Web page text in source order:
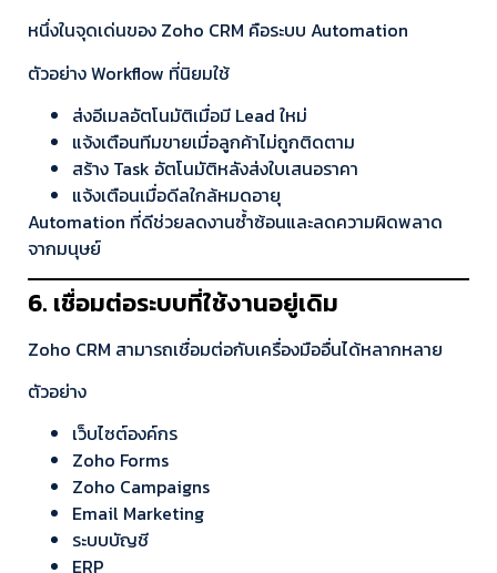
หนึ่งในจุดเด่นของ Zoho CRM คือระบบ Automation
ตัวอย่าง Workflow ที่นิยมใช้
ส่งอีเมลอัตโนมัติเมื่อมี Lead ใหม่
แจ้งเตือนทีมขายเมื่อลูกค้าไม่ถูกติดตาม
สร้าง Task อัตโนมัติหลังส่งใบเสนอราคา
แจ้งเตือนเมื่อดีลใกล้หมดอายุ
Automation ที่ดีช่วยลดงานซ้ำซ้อนและลดความผิดพลาด
จากมนุษย์
6. เชื่อมต่อระบบที่ใช้งานอยู่เดิม
Zoho CRM สามารถเชื่อมต่อกับเครื่องมืออื่นได้หลากหลาย
ตัวอย่าง
เว็บไซต์องค์กร
Zoho Forms
Zoho Campaigns
Email Marketing
ระบบบัญชี
ERP